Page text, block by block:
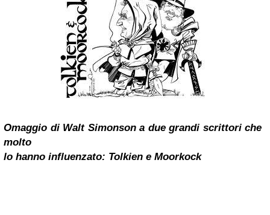
Omaggio di Walt Simonson a due grandi scrittori che
molto
lo hanno influenzato: Tolkien e Moorkock